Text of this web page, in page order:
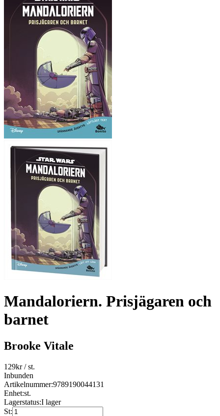
Mandaloriern. Prisjägaren och
barnet
Brooke Vitale
129kr/ st.
Inbunden
Artikelnummer:9789190044131
Enhet:st.
Lagerstatus:I lager
St: